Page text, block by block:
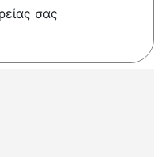
σας